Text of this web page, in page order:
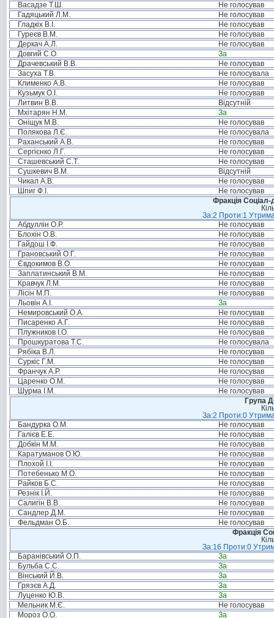
Васадзе Т.Ш.
Не голосував
Гадяцький Л.М.
Не голосував
Гладкіх В.І.
Не голосував
Гуреєв В.М.
Не голосував
Деркач А.Л.
Не голосував
Довгий С.О.
За
Драчевський В.В.
Не голосував
Засуха Т.В.
Не голосувала
Клименко А.В.
Не голосував
Кузьмук О.І.
Не голосував
Литвин В.В.
Відсутній
Мхітарян Н.М.
За
Оніщук М.В.
Не голосував
Полякова Л.Є.
Не голосувала
Раханський А.В.
Не голосував
Сергієнко Л.Г.
Не голосував
Сташевський С.Т.
Не голосував
Сушкевич В.М.
Відсутній
Чикал А.В.
Не голосував
Шпиг Ф.І.
Не голосував
Фракція Соціал-
За:2 Проти:1
Абдуллін О.Р.
Не голосував
Блохін О.В.
Не голосував
Гайдош І.Ф.
Не голосував
Грановський О.Г.
Не голосував
Євдокимов В.О.
Не голосував
Заплатинський В.М.
Не голосував
Кравчук Л.М.
Не голосував
Лісін М.П.
Не голосував
Льовін А.І.
За
Немировський О.А.
Не голосував
Писаренко А.Г.
Не голосував
Плужников І.О.
Не голосував
Прошкуратова Т.С.
Не голосувала
Рябіка В.Л.
Не голосував
Суркіс Г.М.
Не голосував
Франчук А.Р.
Не голосував
Царенко О.М.
Не голосував
Шурма І.М.
Не голосував
Група
За:2 Проти:0
Бандурка О.М.
Не голосував
Галієв Е.Е.
Не голосував
Добкін М.М.
Не голосував
Каратуманов О.Ю.
Не голосував
Плохой І.І.
Не голосував
Потебенько М.О.
Не голосував
Райков Б.С.
Не голосував
Резнік І.Й.
Не голосував
Салигін В.В.
Не голосував
Сандлер Д.М.
Не голосував
Фельдман О.Б.
Не голосував
Фракція
За:16 Проти:0
Баранівський О.П.
За
Бульба С.С.
За
Вінський Й.В.
За
Грязєв А.Д.
За
Луценко Ю.В.
За
Мельник М.Є.
Не голосував
Мороз О.О.
За